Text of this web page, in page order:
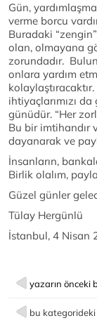
Gün,
verme borcu
Buradaki
olan, olmayana
zorundadır.
onlara yardım
ihtiyaçlarımızı
günüdür. “Her
Bu bir imtihandır
dayanarak ve
İnsanların,
Birlik olalım,
Güzel günler
Tülay Hergünlü
İstanbul, 4 Nisan
yazarın önceki
bu kategorideki